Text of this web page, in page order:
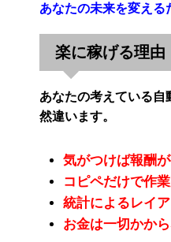
あなたの未来を変える
楽に稼げる理由
あなたの考えている自
然違います。
気がつけば報酬
コピペだけで作業
統計によるレイ
お金は一切かから